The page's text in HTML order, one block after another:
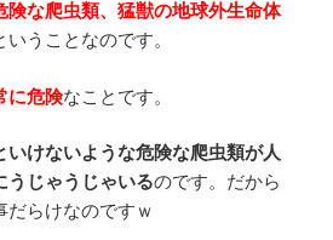
険な爬虫類、猛獣の地球外生命体
いうことなのです。
に危険なことです。
いけないような危険な爬虫類が人
うじゃうじゃいるのです。だから
だらけなのですｗ